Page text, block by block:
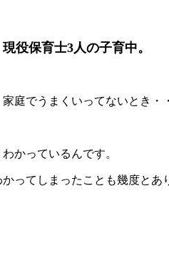
役保育士3人の子育中。
庭でうまくいってないとき・
かっているんです。
ってしまったことも幾度とあ